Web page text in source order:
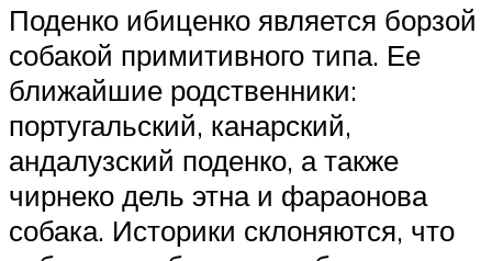
Поденко ибиценко является борзой
собакой примитивного типа. Ее
ближайшие родственники:
португальский, канарский,
андалузский поденко, а также
чирнеко дель этна и фараонова
собака. Историки склоняются, что